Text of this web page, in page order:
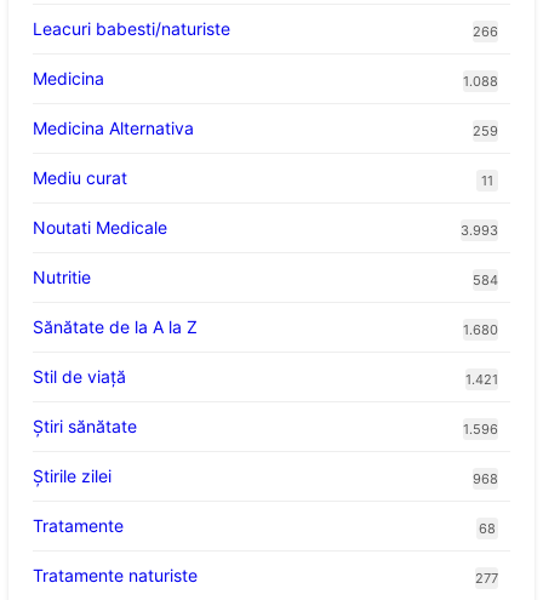
Leacuri babesti/naturiste 266
Medicina 1.088
Medicina Alternativa 259
Mediu curat 11
Noutati Medicale 3.993
Nutritie 584
Sănătate de la A la Z 1.680
Stil de viaţă 1.421
Ştiri sănătate 1.596
Știrile zilei 968
Tratamente 68
Tratamente naturiste 277